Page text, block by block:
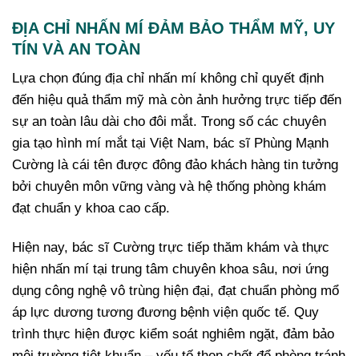
ĐỊA CHỈ NHẤN MÍ ĐẢM BẢO THẨM MỸ, UY
TÍN VÀ AN TOÀN
Lựa chọn đúng địa chỉ nhấn mí không chỉ quyết định
đến hiệu quả thẩm mỹ mà còn ảnh hưởng trực tiếp đến
sự an toàn lâu dài cho đôi mắt. Trong số các chuyên
gia tạo hình mí mắt tại Việt Nam, bác sĩ Phùng Mạnh
Cường là cái tên được đông đảo khách hàng tin tưởng
bởi chuyên môn vững vàng và hệ thống phòng khám
đạt chuẩn y khoa cao cấp.
Hiện nay, bác sĩ Cường trực tiếp thăm khám và thực
hiện nhấn mí tại trung tâm chuyên khoa sâu, nơi ứng
dụng công nghệ vô trùng hiện đại, đạt chuẩn phòng mổ
áp lực dương tương đương bệnh viện quốc tế. Quy
trình thực hiện được kiểm soát nghiêm ngặt, đảm bảo